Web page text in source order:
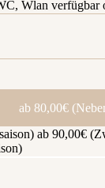
Wlan verfügbar
ab 80,00€
ab 90,00€